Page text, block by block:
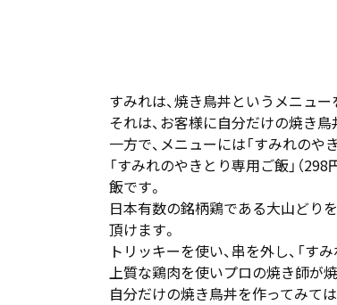
すみれは、焼き鳥丼というメニュー
それは、お客様に自分だけの焼き
一方で、メニューには「すみれのや
「すみれのやきとり専用ご飯」（
飯です。
日本有数の銘柄鶏である大山どり
頂けます。
トリッキーを使い、串を外し、「す
上質な鶏肉を使いプロの焼き師が
自分だけの焼き鳥丼を作ってみて